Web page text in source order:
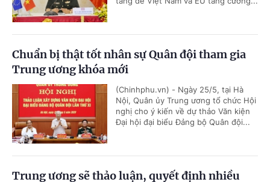
Chuẩn bị thật tốt nhân sự Quân đội tham gia
Trung ương khóa mới
(Chinhphu.vn) - Ngày 25/5, tại Hà
Nội, Quân ủy Trung ương tổ chức Hội
nghị cho ý kiến về dự thảo Văn kiện
Đại hội đại biểu Đảng bộ Quân đội...
Trung ương sẽ thảo luận, quyết định nhiều